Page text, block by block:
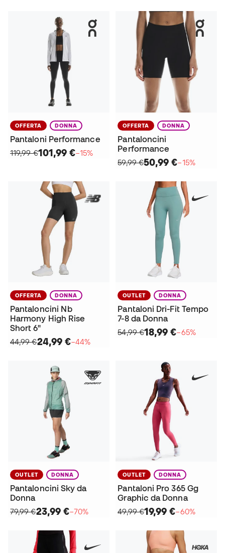
OFFERTA DONNA
Pantaloni Performance
119,99 €101,99 €−15%
OFFERTA DONNA
Pantaloncini
Performance
59,99 €50,99 €−15%
OFFERTA DONNA
Pantaloncini Nb
Harmony High Rise
Short 6"
44,99 €24,99 €−44%
OUTLET DONNA
Pantaloni Dri-Fit Tempo
7-8 da Donna
54,99 €18,99 €−65%
OUTLET DONNA
Pantaloncini Sky da
Donna
79,99 €23,99 €−70%
OUTLET DONNA
Pantaloni Pro 365 Gg
Graphic da Donna
49,99 €19,99 €−60%